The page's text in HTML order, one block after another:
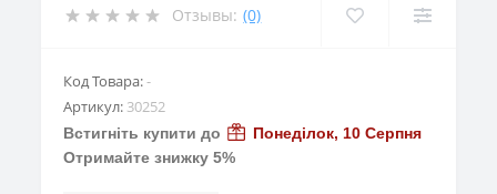
Отзывы: (0)
Код Товара:-
Артикул: 30252
Встигніть купити до
Понеділок, 10 Серпня
Отримайте знижку 5%